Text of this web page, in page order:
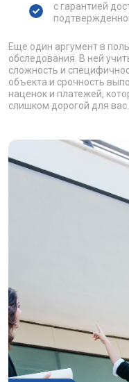
с гарантией
Еще один аргумент в
обследования. В ней
сложность и
объекта и срочность
наценок и платежей,
слишком дорогой для вас.